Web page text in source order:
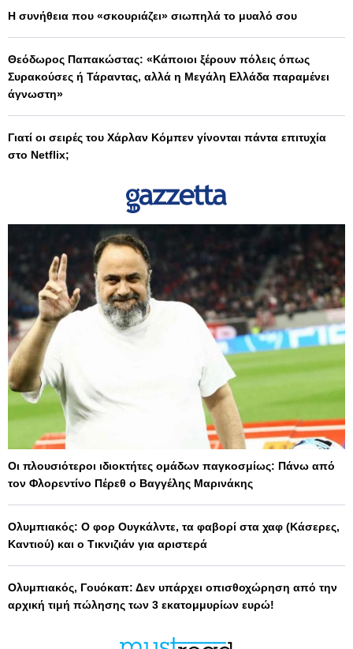
Η συνήθεια που «σκουριάζει» σιωπηλά το μυαλό σου
Θεόδωρος Παπακώστας: «Κάποιοι ξέρουν πόλεις όπως
Συρακούσες ή Τάραντας, αλλά η Μεγάλη Ελλάδα παραμένει
άγνωστη»
Γιατί οι σειρές του Χάρλαν Κόμπεν γίνονται πάντα επιτυχία
στο Netflix;
Οι πλουσιότεροι ιδιοκτήτες ομάδων παγκοσμίως: Πάνω από
τον Φλορεντίνο Πέρεθ ο Βαγγέλης Μαρινάκης
Ολυμπιακός: Ο φορ Ουγκάλντε, τα φαβορί στα χαφ (Κάσερες,
Καντιού) και ο Τικνιζιάν για αριστερά
Ολυμπιακός, Γουόκαπ: Δεν υπάρχει οπισθοχώρηση από την
αρχική τιμή πώλησης των 3 εκατομμυρίων ευρώ!